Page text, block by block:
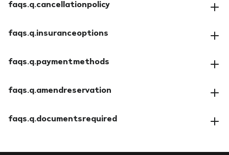
faqs.q.cancellationpolicy
faqs.q.insuranceoptions
faqs.q.paymentmethods
faqs.q.amendreservation
faqs.q.documentsrequired